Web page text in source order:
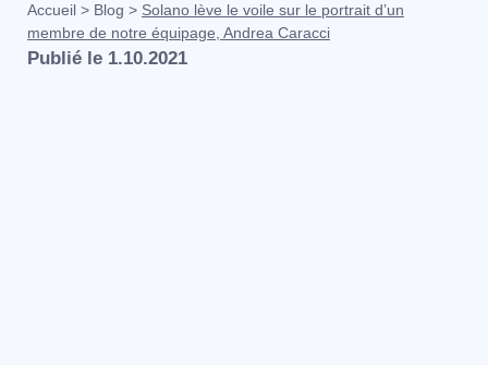
Accueil > Blog > Solano lève le voile sur le portrait d’un
membre de notre équipage, Andrea Caracci
Publié le 1.10.2021